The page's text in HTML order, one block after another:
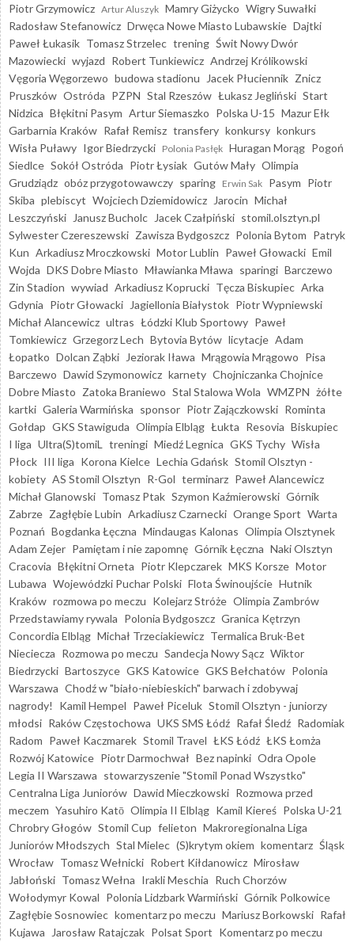
Piotr Grzymowicz Artur Aluszyk Mamry Giżycko Wigry Suwałki
Radosław Stefanowicz Drwęca Nowe Miasto Lubawskie Dajtki
Paweł Łukasik Tomasz Strzelec trening Świt Nowy Dwór
Mazowiecki wyjazd Robert Tunkiewicz Andrzej Królikowski
Vęgoria Węgorzewo budowa stadionu Jacek Płuciennik Znicz
Pruszków Ostróda PZPN Stal Rzeszów Łukasz Jegliński Start
Nidzica Błękitni Pasym Artur Siemaszko Polska U-15 Mazur Ełk
Garbarnia Kraków Rafał Remisz transfery konkursy konkurs
Wisła Puławy Igor Biedrzycki Polonia Pasłęk Huragan Morąg Pogoń
Siedlce Sokół Ostróda Piotr Łysiak Gutów Mały Olimpia
Grudziądz obóz przygotowawczy sparing Erwin Sak Pasym Piotr
Skiba plebiscyt Wojciech Dziemidowicz Jarocin Michał
Leszczyński
Janusz Bucholc Jacek Czałpiński stomil.olsztyn.pl
Sylwester Czereszewski Zawisza Bydgoszcz Polonia Bytom Patryk
Kun Arkadiusz Mroczkowski Motor Lublin Paweł Głowacki Emil
Wojda DKS Dobre Miasto Mławianka Mława sparingi Barczewo
Zin Stadion wywiad Arkadiusz Koprucki Tęcza Biskupiec Arka
Gdynia Piotr Głowacki Jagiellonia Białystok Piotr Wypniewski
Michał Alancewicz ultras Łódzki Klub Sportowy Paweł
Tomkiewicz Grzegorz Lech Bytovia Bytów licytacje Adam
Łopatko Dolcan Ząbki Jeziorak Iława Mrągowia Mrągowo Pisa
Barczewo Dawid Szymonowicz karnety Chojniczanka Chojnice
Dobre Miasto Zatoka Braniewo Stal Stalowa Wola WMZPN żółte
kartki Galeria Warmińska sponsor Piotr Zajączkowski Rominta
Gołdap GKS Stawiguda Olimpia Elbląg Łukta Resovia Biskupiec
I liga Ultra(S)tomiL treningi Miedź Legnica GKS Tychy Wisła
Płock III liga Korona Kielce Lechia Gdańsk Stomil Olsztyn -
kobiety AS Stomil Olsztyn R-Gol terminarz Paweł Alancewicz
Michał Glanowski Tomasz Ptak Szymon Kaźmierowski Górnik
Zabrze Zagłębie Lubin Arkadiusz Czarnecki Orange Sport Warta
Poznań Bogdanka Łęczna Mindaugas Kalonas Olimpia Olsztynek
Adam Zejer Pamiętam i nie zapomnę Górnik Łęczna Naki Olsztyn
Cracovia Błękitni Orneta Piotr Klepczarek MKS Korsze Motor
Lubawa Wojewódzki Puchar Polski Flota Świnoujście Hutnik
Kraków rozmowa po meczu Kolejarz Stróże Olimpia Zambrów
Przedstawiamy rywala Polonia Bydgoszcz Granica Kętrzyn
Concordia Elbląg Michał Trzeciakiewicz Termalica Bruk-Bet
Nieciecza Rozmowa po meczu Sandecja Nowy Sącz Wiktor
Biedrzycki Bartoszyce GKS Katowice GKS Bełchatów Polonia
Warszawa Chodź w "biało-niebieskich" barwach i zdobywaj
nagrody!
Kamil Hempel Paweł Piceluk Stomil Olsztyn - juniorzy
młodsi Raków Częstochowa UKS SMS Łódź Rafał Śledź Radomiak
Radom Paweł Kaczmarek Stomil Travel ŁKS Łódź ŁKS Łomża
Rozwój Katowice Piotr Darmochwał Bez napinki Odra Opole
Legia II Warszawa stowarzyszenie "Stomil Ponad Wszystko"
Centralna Liga Juniorów Dawid Mieczkowski Rozmowa przed
meczem Yasuhiro Katō Olimpia II Elbląg Kamil Kiereś Polska U-21
Chrobry Głogów Stomil Cup felieton Makroregionalna Liga
Juniorów Młodszych Stal Mielec (S)krytym okiem komentarz Śląsk
Wrocław Tomasz Wełnicki Robert Kiłdanowicz Mirosław
Jabłoński Tomasz Wełna Irakli Meschia Ruch Chorzów
Wołodymyr Kowal Polonia Lidzbark Warmiński Górnik Polkowice
Zagłębie Sosnowiec komentarz po meczu Mariusz Borkowski Rafał
Kujawa
Jarosław Ratajczak Polsat Sport Komentarz po meczu